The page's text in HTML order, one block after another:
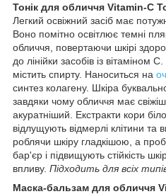
Тонік для обличчя Vitamin-C
Легкий освіжний засіб має
Воно помітно освітлює темні
обличчя, повертаючи шкірі
до лінійки засобів із вітаміном
містить спирту. Наноситься на
синтез колагену. Шкіра
завдяки чому обличчя має
акуратніший. Екстракти кори
відлущують відмерлі клітини та
роблячи шкіру гладкішою, а
бар'єр і підвищують стійкість
впливу. Підходить для всіх
Маска-бальзам для обличчя